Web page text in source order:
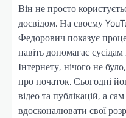
Він не просто
досвідом. На своєму
Федорович показує
навіть допомагає
Інтернету, нічого не
про початок. Сьогодні
відео та публікацій, а
вдосконалювати свої